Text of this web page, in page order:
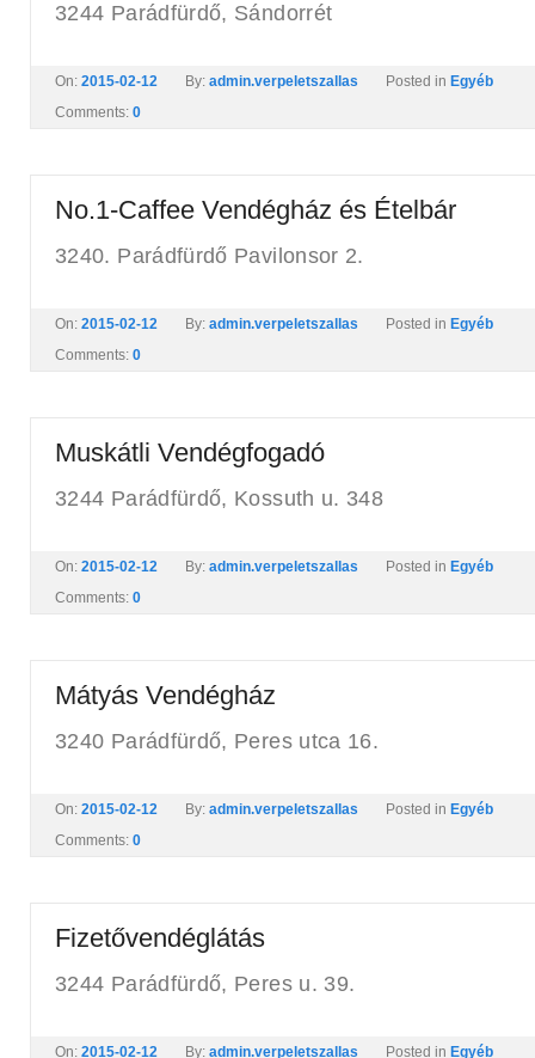
3244 Parádfürdő, Sándorrét
On: 2015-02-12 By: admin.verpeletszallas Posted in Egyéb
Comments: 0
No.1-Caffee Vendégház és Ételbár
3240. Parádfürdő Pavilonsor 2.
On: 2015-02-12 By: admin.verpeletszallas Posted in Egyéb
Comments: 0
Muskátli Vendégfogadó
3244 Parádfürdő, Kossuth u. 348
On: 2015-02-12 By: admin.verpeletszallas Posted in Egyéb
Comments: 0
Mátyás Vendégház
3240 Parádfürdő, Peres utca 16.
On: 2015-02-12 By: admin.verpeletszallas Posted in Egyéb
Comments: 0
Fizetővendéglátás
3244 Parádfürdő, Peres u. 39.
On: 2015-02-12 By: admin.verpeletszallas Posted in Egyéb